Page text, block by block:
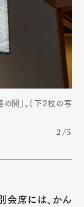
間」。（下2枚の写
2/5
会席には、かん